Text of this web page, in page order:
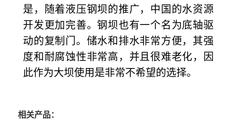
是，随着液压钢坝的推广，中国的水资源
开发更加完善。钢坝也有一个名为底轴驱
动的复制门。储水和排水非常方便，其强
度和耐腐蚀性非常高，并且很难老化，因
此作为大坝使用是非常不希望的选择。
相关产品：